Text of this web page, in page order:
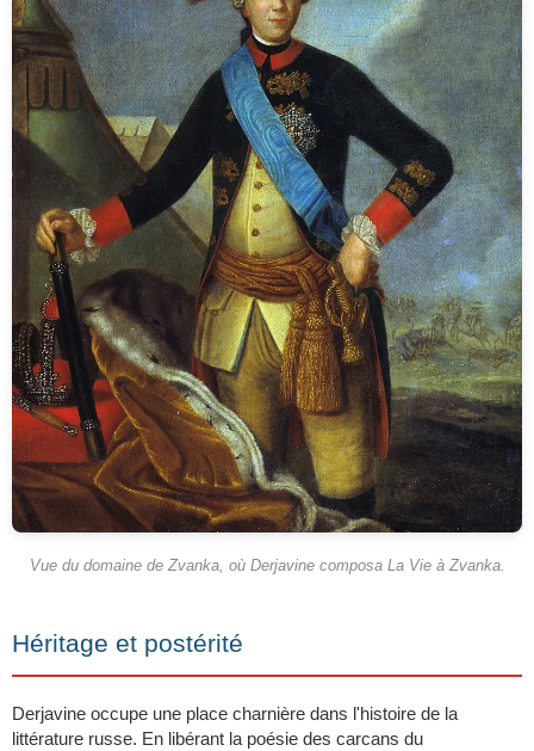
Vue du domaine de Zvanka, où Derjavine composa La Vie à Zvanka.
Héritage et postérité
Derjavine occupe une place charnière dans l'histoire de la
littérature russe. En libérant la poésie des carcans du